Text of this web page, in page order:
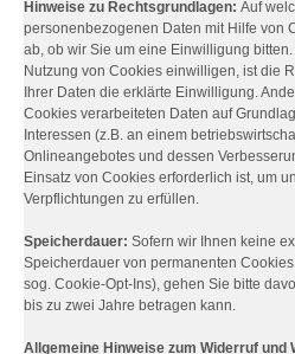
Hinweise zu Rechtsgrundlagen: Auf
personenbezogenen Daten mit Hilfe von
ab, ob wir Sie um eine Einwilligung
Nutzung von Cookies einwilligen, ist die
Ihrer Daten die erklärte Einwilligung.
Cookies verarbeiteten Daten auf
Interessen (z.B. an einem
Onlineangebotes und dessen
Einsatz von Cookies erforderlich ist, um
Verpflichtungen zu erfüllen.
Speicherdauer: Sofern wir Ihnen keine
Speicherdauer von permanenten
sog. Cookie-Opt-Ins), gehen Sie bitte
bis zu zwei Jahre betragen kann.
Allgemeine Hinweise zum Widerruf und